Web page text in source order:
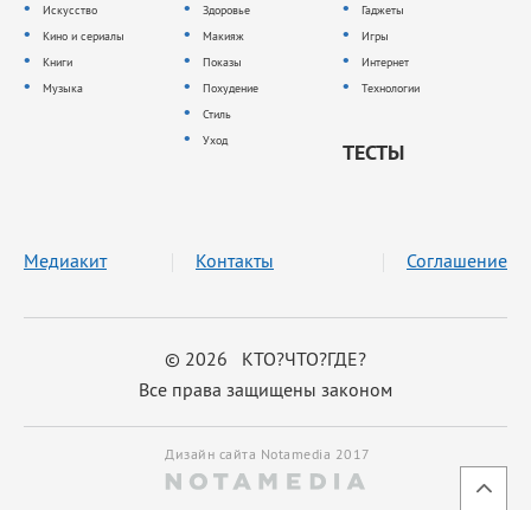
Искусство
Кино и сериалы
Книги
Музыка
Здоровье
Макияж
Показы
Похудение
Стиль
Уход
Гаджеты
Игры
Интернет
Технологии
ТЕСТЫ
© 2026 КТО?ЧТО?ГДЕ?
Все права защищены законом
Медиакит Контакты Соглашение
Дизайн сайта Notamedia 2017